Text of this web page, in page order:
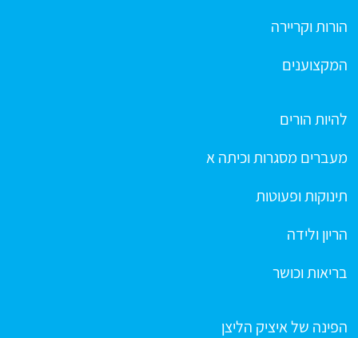
הורות וקריירה
המקצוענים
להיות הורים
מעברים מסגרות וכיתה א
תינוקות ופעוטות
הריון ולידה
בריאות וכושר
הפינה של איציק הליצן